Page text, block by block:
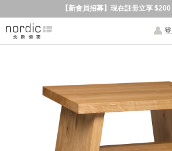
【新會員招募】現在註冊立享 $200